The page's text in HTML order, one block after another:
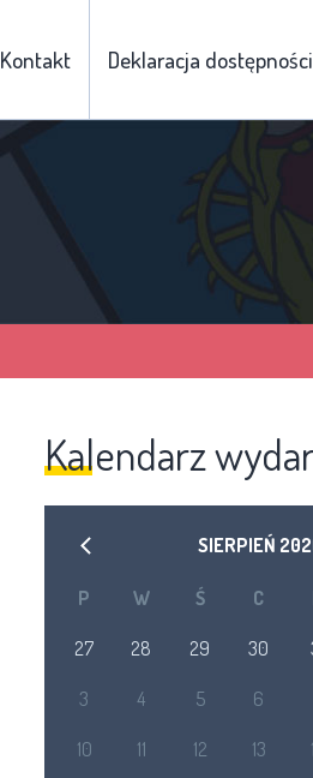
Kontakt Deklaracja dostępności
Kalendarz
SIERPIEŃ
P W Ś C
27 28 29 30
3 4 5 6
10 11 12 13